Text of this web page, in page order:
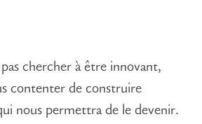
chercher à être innovant,
contenter de construire
nous permettra de le devenir.